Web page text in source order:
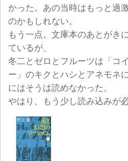
かった。あの当時はもっと過
のかもしれない。
もう一点。文庫本のあとがき
ているが、
冬二とゼロとフルーツは「コ
ー」のキクとハシとアネモネ
にはそうは読めなかった。
やはり、もう少し読み込みが